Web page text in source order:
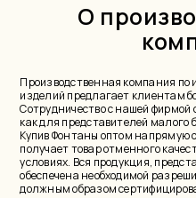
О
Производственная компания по
изделий предлагает клиентам
Сотрудничество с нашей
как для представителей малого
Купив Фонтаны оптом напрямую
получает товар отменного
условиях. Вся продукция,
обеспечена необходимой
должным образом